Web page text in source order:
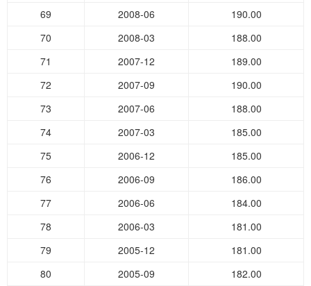
69
2008-06
190.00
70
2008-03
188.00
71
2007-12
189.00
72
2007-09
190.00
73
2007-06
188.00
74
2007-03
185.00
75
2006-12
185.00
76
2006-09
186.00
77
2006-06
184.00
78
2006-03
181.00
79
2005-12
181.00
80
2005-09
182.00